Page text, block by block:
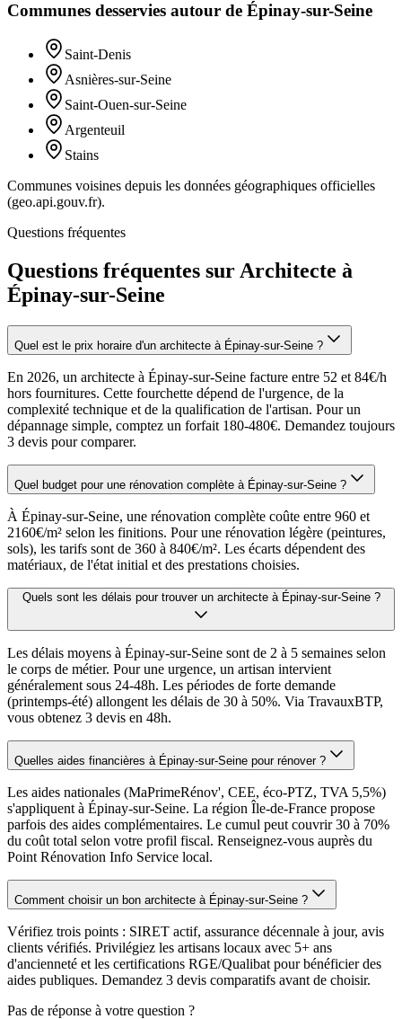
Communes desservies autour de Épinay-sur-Seine
Saint-Denis
Asnières-sur-Seine
Saint-Ouen-sur-Seine
Argenteuil
Stains
Communes voisines depuis les données géographiques officielles
(geo.api.gouv.fr).
Questions fréquentes
Questions fréquentes sur Architecte à
Épinay-sur-Seine
Quel est le prix horaire d'un architecte à Épinay-sur-Seine ?
En 2026, un architecte à Épinay-sur-Seine facture entre 52 et 84€/h
hors fournitures. Cette fourchette dépend de l'urgence, de la
complexité technique et de la qualification de l'artisan. Pour un
dépannage simple, comptez un forfait 180-480€. Demandez toujours
3 devis pour comparer.
Quel budget pour une rénovation complète à Épinay-sur-Seine ?
À Épinay-sur-Seine, une rénovation complète coûte entre 960 et
2160€/m² selon les finitions. Pour une rénovation légère (peintures,
sols), les tarifs sont de 360 à 840€/m². Les écarts dépendent des
matériaux, de l'état initial et des prestations choisies.
Quels sont les délais pour trouver un architecte à Épinay-sur-Seine ?
Les délais moyens à Épinay-sur-Seine sont de 2 à 5 semaines selon
le corps de métier. Pour une urgence, un artisan intervient
généralement sous 24-48h. Les périodes de forte demande
(printemps-été) allongent les délais de 30 à 50%. Via TravauxBTP,
vous obtenez 3 devis en 48h.
Quelles aides financières à Épinay-sur-Seine pour rénover ?
Les aides nationales (MaPrimeRénov', CEE, éco-PTZ, TVA 5,5%)
s'appliquent à Épinay-sur-Seine. La région Île-de-France propose
parfois des aides complémentaires. Le cumul peut couvrir 30 à 70%
du coût total selon votre profil fiscal. Renseignez-vous auprès du
Point Rénovation Info Service local.
Comment choisir un bon architecte à Épinay-sur-Seine ?
Vérifiez trois points : SIRET actif, assurance décennale à jour, avis
clients vérifiés. Privilégiez les artisans locaux avec 5+ ans
d'ancienneté et les certifications RGE/Qualibat pour bénéficier des
aides publiques. Demandez 3 devis comparatifs avant de choisir.
Pas de réponse à votre question ?